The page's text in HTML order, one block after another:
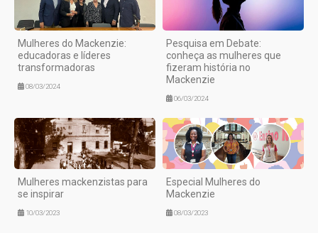
Mulheres do Mackenzie:
educadoras e líderes
transformadoras
08/03/2024
Pesquisa em Debate:
conheça as mulheres que
fizeram história no
Mackenzie
06/03/2024
Mulheres mackenzistas para
se inspirar
10/03/2023
Especial Mulheres do
Mackenzie
08/03/2023